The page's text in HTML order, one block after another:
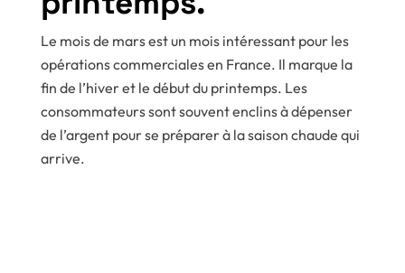
Le mois de mars est un mois intéressant pour les
opérations commerciales en France. Il marque la
fin de l’hiver et le début du printemps. Les
consommateurs sont souvent enclins à dépenser
de l’argent pour se préparer à la saison chaude qui
arrive.